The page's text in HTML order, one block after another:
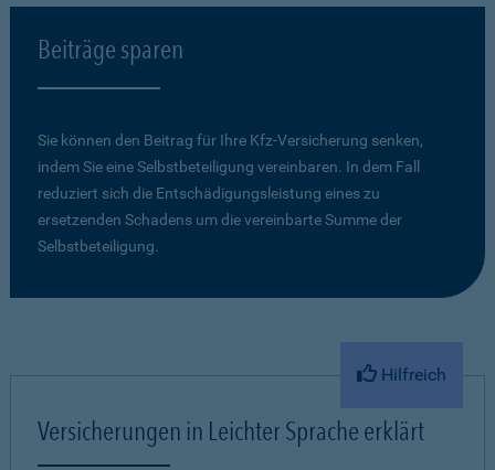
Beiträge sparen
Sie können den Beitrag für Ihre Kfz-Versicherung senken,
indem Sie eine Selbstbeteiligung vereinbaren. In dem Fall
reduziert sich die Entschädigungsleistung eines zu
ersetzenden Schadens um die vereinbarte Summe der
Selbstbeteiligung.
Hilfreich
Versicherungen in Leichter Sprache erklärt